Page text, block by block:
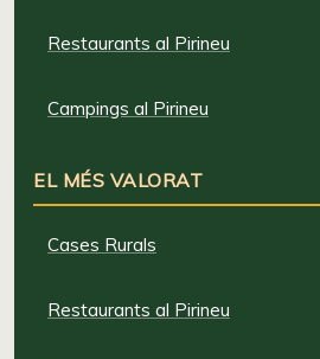
Restaurants al Pirineu
Campings al Pirineu
EL MÉS VALORAT
Cases Rurals
Restaurants al Pirineu